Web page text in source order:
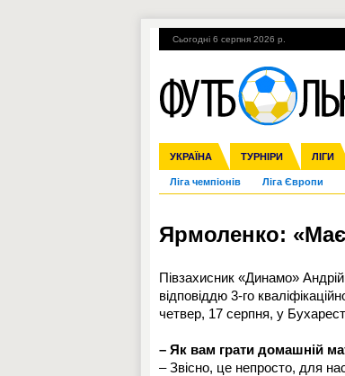
Сьогодні 6 серпня 2026 р.
УКРАЇНА ТУРНІРИ ЛІГИ
Збірна Прем'єр-ліга Перша
Ліга чемпіонів Ліга Європи
Англія Іспанія Італія
ЧС-2014 ЄВРО-2016 Росія
Гарячі теми УПЛ, 1-й тур
Ярмоленко:
Півзахисник «Динамо»
відповіддю 3-го
четвер, 17 серпня, у
– Як вам грати домашній
– Звісно, це непросто, для